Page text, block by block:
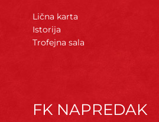
Lična karta
Istorija
Trofejna sala
FK NAPREDAK